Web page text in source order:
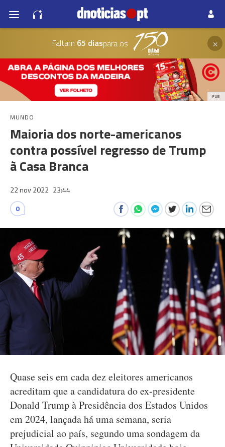
Faltam 65 diaspara os ×
PUB
MUNDO
Maioria dos norte-americanos
contra possível regresso de Trump
à Casa Branca
22 nov 2022 23:44
0
Quase seis em cada dez eleitores americanos
acreditam que a candidatura do ex-presidente
Donald Trump à Presidência dos Estados Unidos
em 2024, lançada há uma semana, seria
prejudicial ao país, segundo uma sondagem da